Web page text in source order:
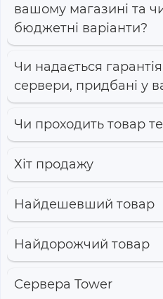
вашому магазині та
бюджетні варіанти?
Чи надається
сервери, придбані у
Чи проходить товар
Хіт продажу
Найдешевший товар
Найдорожчий товар
Сервера Tower